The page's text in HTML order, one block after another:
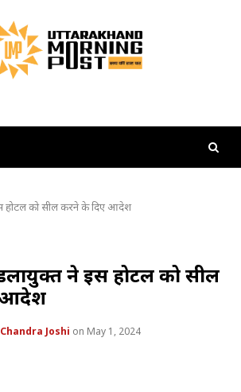
होटल को सील करने के दिए आदेश
ने इस होटल को सील
आदेश
Joshi May 1, 2024